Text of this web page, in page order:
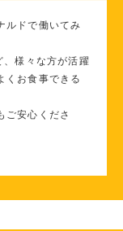
ルドで働いてみ
様々な方が活躍
くお食事できる
ご安心くださ